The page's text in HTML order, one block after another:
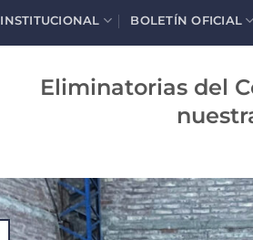
INSTITUCIONAL BOLETÍN OFICIAL
Eliminatorias del